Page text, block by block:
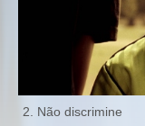
2. Não discrimine